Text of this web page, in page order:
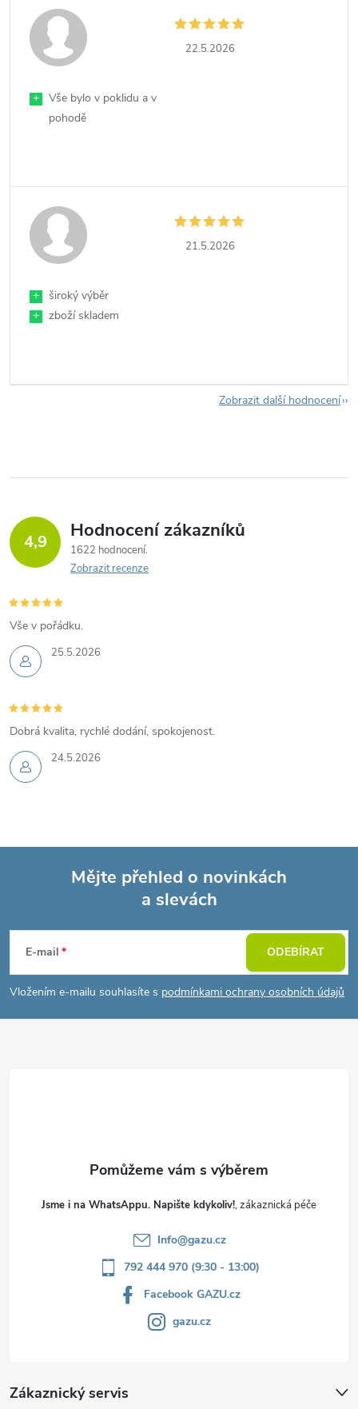
22.5.2026
+
Vše bylo v poklidu a v
pohodě
21.5.2026
+
široký výběr
+
zboží skladem
Zobrazit další hodnocení
4,9 Hodnocení zákazníků
1622 hodnocení
Zobrazit recenze
25.5.2026
Vše v pořádku.
24.5.2026
Dobrá kvalita, rychlé dodání, spokojenost.
p
Mějte přehled o novinkách
a slevách
E-mail
Vložením e-mailu souhlasíte s podmínkami ochrany osobních údajů
ODEBÍRAT
Jsme i na WhatsAppu. Napište kdykoliv!
Info@gazu.cz
792 444 970 (9:30 - 13:00)
Facebook GAZU.cz
gazu.cz
Zákaznický servis